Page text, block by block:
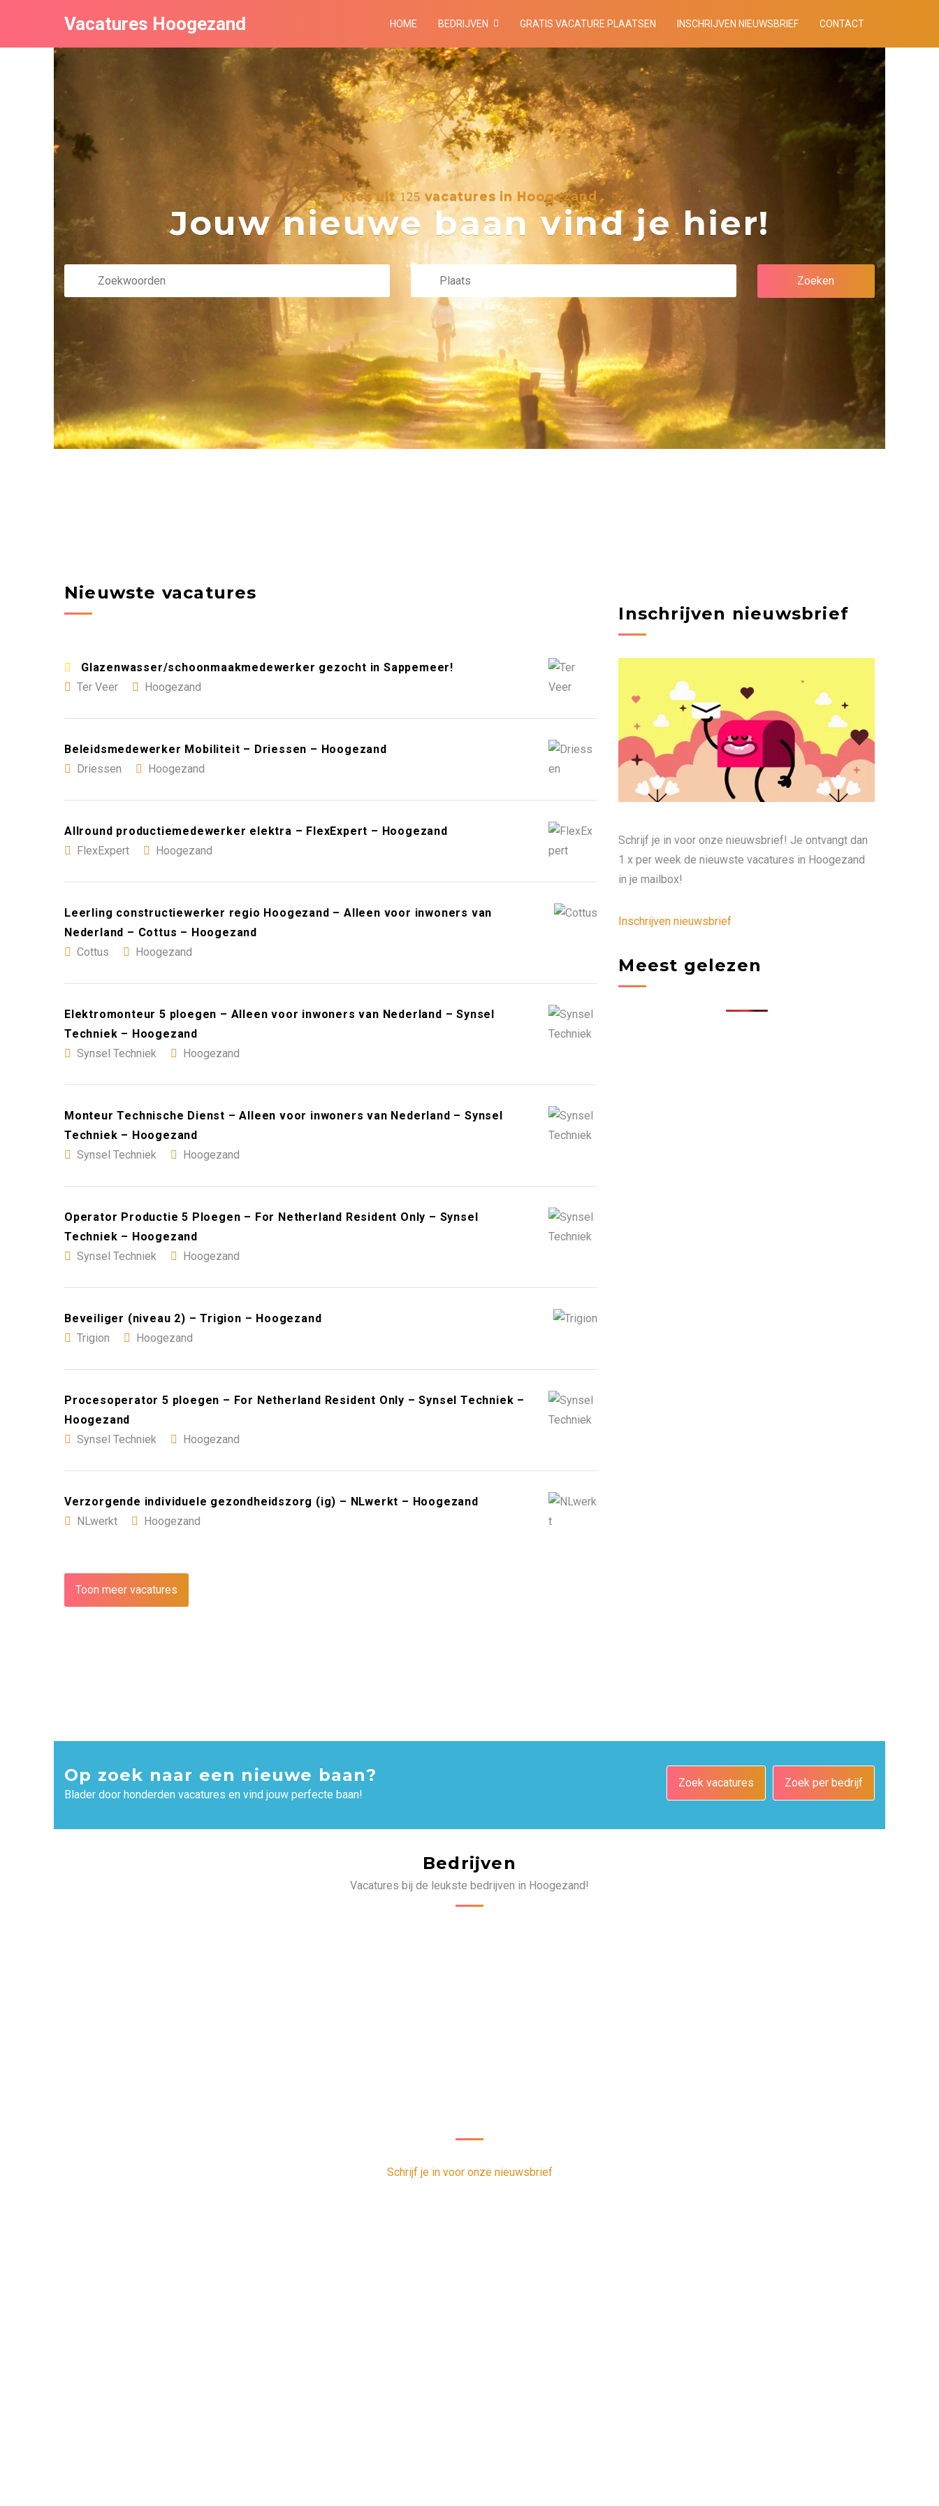
Vacatures Hoogezand HOME BEDRIJVEN GRATIS VACATURE PLAATSEN INSCHRIJVEN NIEUWSBRIEF CONTACT
Kies uit125 vacatures in Hoogezand
Jouw nieuwe baan vind je hier!
Nieuwste vacatures
Glazenwasser/schoonmaakmedewerker gezocht in Sappemeer!
Ter Veer
Hoogezand
Beleidsmedewerker Mobiliteit – Driessen – Hoogezand
Driessen
Hoogezand
Allround productiemedewerker elektra – FlexExpert – Hoogezand
FlexExpert
Hoogezand
Leerling constructiewerker regio Hoogezand – Alleen voor inwoners van
Nederland – Cottus – Hoogezand
Cottus
Hoogezand
Elektromonteur 5 ploegen – Alleen voor inwoners van Nederland – Synsel
Techniek – Hoogezand
Synsel Techniek
Hoogezand
Monteur Technische Dienst – Alleen voor inwoners van Nederland – Synsel
Techniek – Hoogezand
Synsel Techniek
Hoogezand
Operator Productie 5 Ploegen – For Netherland Resident Only – Synsel
Techniek – Hoogezand
Synsel Techniek
Hoogezand
Beveiliger (niveau 2) – Trigion – Hoogezand
Trigion
Hoogezand
Procesoperator 5 ploegen – For Netherland Resident Only – Synsel Techniek –
Hoogezand
Synsel Techniek
Hoogezand
Verzorgende individuele gezondheidszorg (ig) – NLwerkt – Hoogezand
NLwerkt
Hoogezand
Toon meer vacatures
Inschrijven nieuwsbrief
Schrijf je in voor onze nieuwsbrief! Je ontvangt dan
1 x per week de nieuwste vacatures in Hoogezand
in je mailbox!
Inschrijven nieuwsbrief
Meest gelezen
Op zoek naar een nieuwe baan?
Blader door honderden vacatures en vind jouw perfecte baan!
Zoek vacatures Zoek per bedrijf
Bedrijven
Vacatures bij de leukste bedrijven in Hoogezand!
Schrijf je in voor onze nieuwsbrief